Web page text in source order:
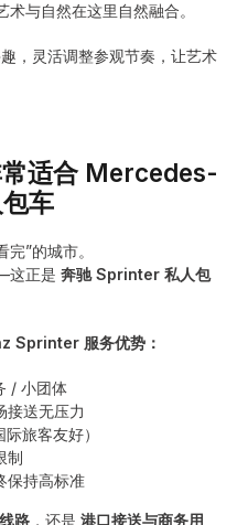
与自然在这里自然融合。
，灵活调整参观节奏，让艺术
适合 Mercedes-
车
”的城市。
正是奔驰 Sprinter 私人包
Sprinter 服务优势：
/ 小团体
接送无压力
际旅客友好）
制
保持高标准
路 ，还是港口接送与商务用